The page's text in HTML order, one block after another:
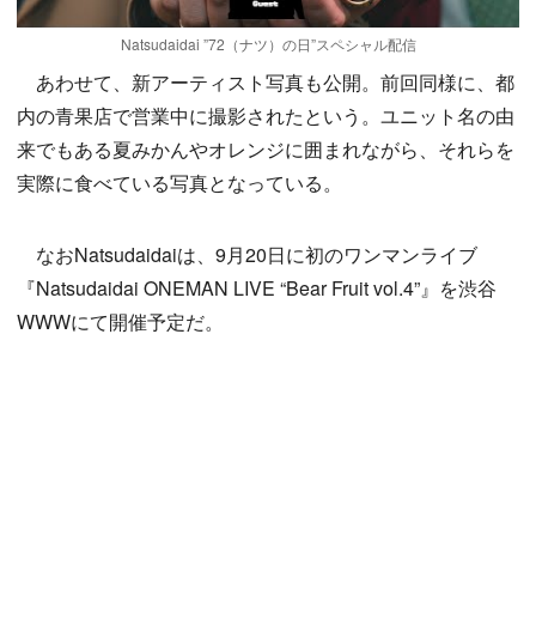
Natsudaidai ”72（ナツ）の日”スペシャル配信
あわせて、新アーティスト写真も公開。前回同様に、都
内の青果店で営業中に撮影されたという。ユニット名の由
来でもある夏みかんやオレンジに囲まれながら、それらを
実際に食べている写真となっている。
なおNatsudaidaiは、9月20日に初のワンマンライブ
『Natsudaidai ONEMAN LIVE “Bear Fruit vol.4”』を渋谷
WWWにて開催予定だ。